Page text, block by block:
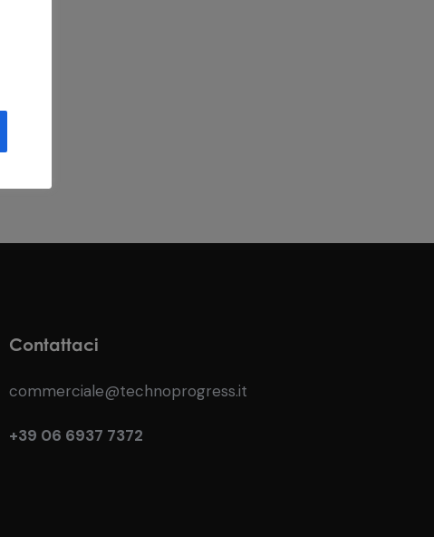
Contattaci
commerciale@technoprogress.it
+39 06 6937 7372